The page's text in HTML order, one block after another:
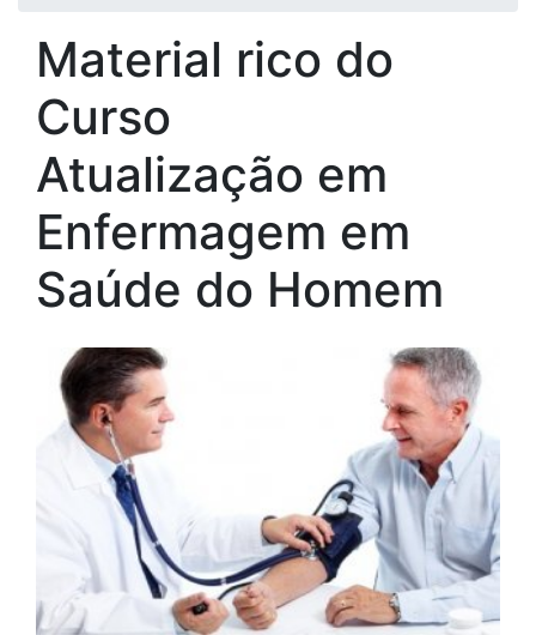
Material rico do
Curso
Atualização em
Enfermagem em
Saúde do Homem